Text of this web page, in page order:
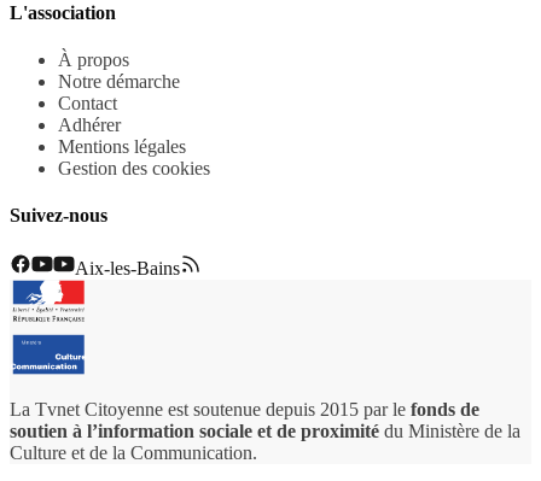
L'association
À propos
Notre démarche
Contact
Adhérer
Mentions légales
Gestion des cookies
Suivez-nous
Aix-les-Bains
La Tvnet Citoyenne est soutenue depuis 2015 par le fonds de
soutien à l’information sociale et de proximité du Ministère de la
Culture et de la Communication.